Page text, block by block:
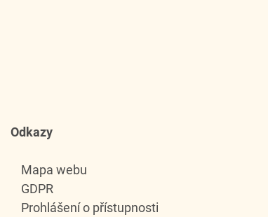
Odkazy
Mapa webu
GDPR
Prohlášení o přístupnosti